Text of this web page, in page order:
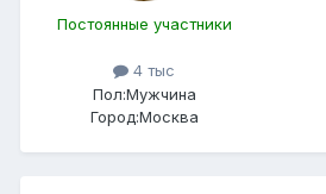
Постоянные участники
4 тыс
Пол:Мужчина
Город:Москва